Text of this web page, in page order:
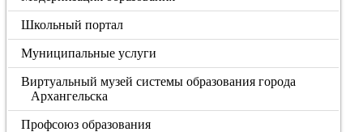
Школьный портал
Муниципальные услуги
Виртуальный музей системы образования города
Архангельска
Профсоюз образования